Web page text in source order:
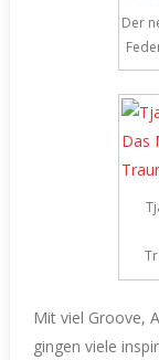
Der
Mit viel Groove,
gingen viele